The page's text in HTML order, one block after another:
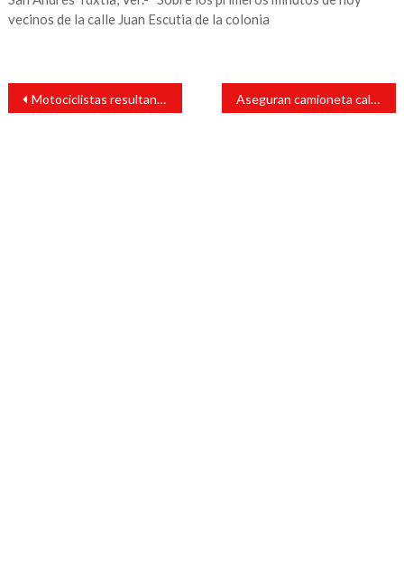
vecinos de la calle Juan Escutia de la colonia
Navegación
entradas
Motociclistas resultan lesionados al chocar contra caballo Aseguran camioneta calcinada en Santiago Tuxtla